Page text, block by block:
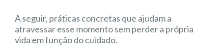
A seguir, práticas concretas que ajudam a
atravessar esse momento sem perder a própria
vida em função do cuidado.